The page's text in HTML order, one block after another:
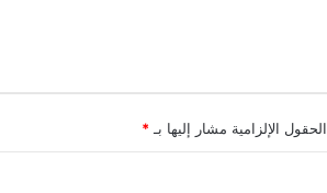
الحقول الإلزامية مشار إليها بـ *